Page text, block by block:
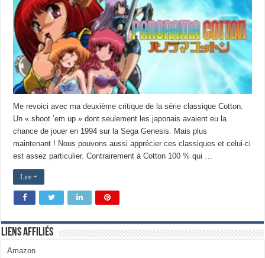
Me revoici avec ma deuxième critique de la série classique Cotton.
Un « shoot ’em up » dont seulement les japonais avaient eu la
chance de jouer en 1994 sur la Sega Genesis. Mais plus
maintenant ! Nous pouvons aussi apprécier ces classiques et celui-ci
est assez particulier. Contrairement à Cotton 100 % qui …
Lire +
Liens Affiliés
Amazon